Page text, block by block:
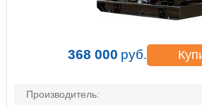
368 000 руб.
Производитель: